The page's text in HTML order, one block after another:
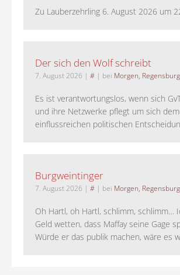
Zu Lauberzehrling 6. August 2026 um
Der sich den Wolf schreibt
7. August 2026 | # | bei Morgen,
Es ist verantwortungslos, wenn sich
und ihre Netzwerke pflegt um sich
einflussreichen politischen
Burgweintinger
7. August 2026 | # | bei Morgen,
Oh Hartl, oh Hartl, schlimm, schlimm…
Geld wetten, dass Maffay seine Gage
Würde er das publik machen, wäre es